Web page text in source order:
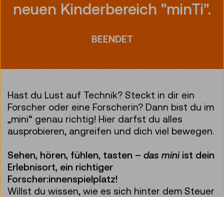
neuen Kinderbereich "minTi".
BEENDET
Hast du Lust auf Technik? Steckt in dir ein
Forscher oder eine Forscherin? Dann bist du im
„mini“ genau richtig! Hier darfst du alles
ausprobieren, angreifen und dich viel bewegen.
Sehen, hören, fühlen, tasten – das miniist dein
Erlebnisort, ein richtiger
Forscher:innenspielplatz!
Willst du wissen, wie es sich hinter dem Steuer